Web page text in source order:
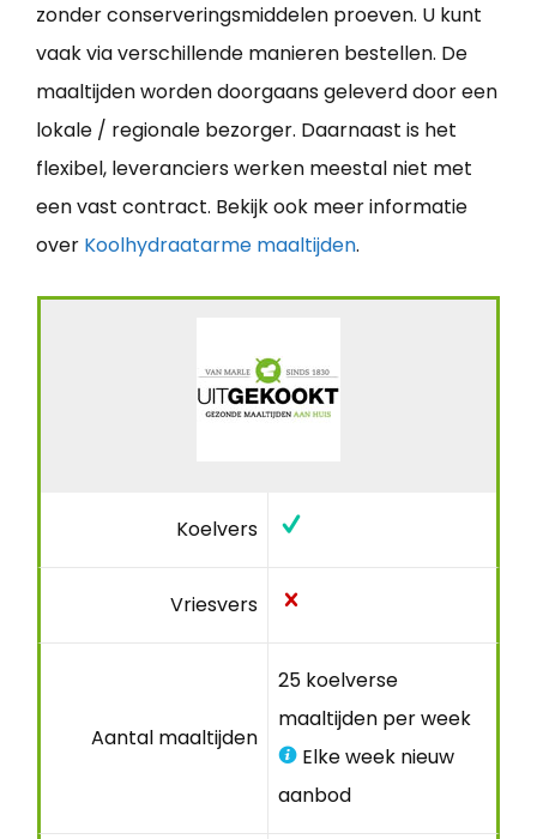
zonder conserveringsmiddelen proeven. U kunt
vaak via verschillende manieren bestellen. De
maaltijden worden doorgaans geleverd door een
lokale / regionale bezorger. Daarnaast is het
flexibel, leveranciers werken meestal niet met
een vast contract. Bekijk ook meer informatie
over Koolhydraatarme maaltijden.
Koelvers
Vriesvers
Aantal maaltijden
25 koelverse
maaltijden per week
Elke week nieuw
aanbod